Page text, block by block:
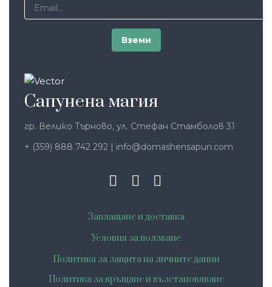
Сапунена магия
гр. Велико Търново, ул. Стефан Стамболов 31
+ (359) 888 742 292 | info@domashensapun.com
Заплащане и доставка
Условия за ползване
Политика за защита на личните данни
Политика за връщане и възстановяване